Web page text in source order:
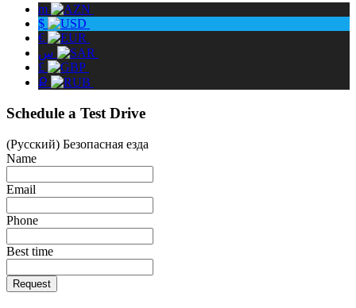
m
$
€
س
£
Ք
Schedule a Test Drive
(Русский) Безопасная езда
Name
Email
Phone
Best time
Request